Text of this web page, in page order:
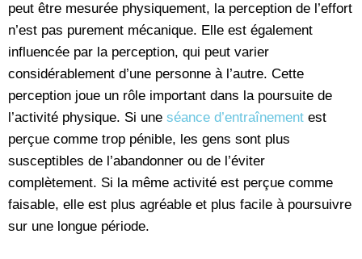
peut être mesurée physiquement, la perception de l’effort
n’est pas purement mécanique. Elle est également
influencée par la perception, qui peut varier
considérablement d’une personne à l’autre. Cette
perception joue un rôle important dans la poursuite de
l’activité physique. Si une séance d’entraînement est
perçue comme trop pénible, les gens sont plus
susceptibles de l’abandonner ou de l’éviter
complètement. Si la même activité est perçue comme
faisable, elle est plus agréable et plus facile à poursuivre
sur une longue période.